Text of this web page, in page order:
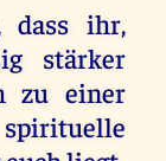
dass ihr,
stärker
zu einer